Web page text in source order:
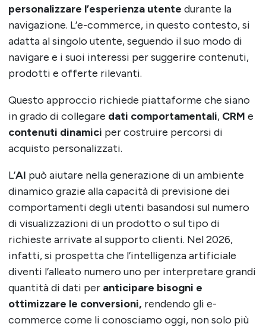
personalizzare l’esperienza utente durante la
navigazione. L’e-commerce, in questo contesto, si
adatta al singolo utente, seguendo il suo modo di
navigare e i suoi interessi per suggerire contenuti,
prodotti e offerte rilevanti.
Questo approccio richiede piattaforme che siano
in grado di collegare dati comportamentali, CRM e
contenuti dinamici per costruire percorsi di
acquisto personalizzati.
L’AI può aiutare nella generazione di un ambiente
dinamico grazie alla capacità di previsione dei
comportamenti degli utenti basandosi sul numero
di visualizzazioni di un prodotto o sul tipo di
richieste arrivate al supporto clienti. Nel 2026,
infatti, si prospetta che l’intelligenza artificiale
diventi l’alleato numero uno per interpretare grandi
quantità di dati per anticipare bisogni e
ottimizzare le conversioni, rendendo gli e-
commerce come li conosciamo oggi, non solo più